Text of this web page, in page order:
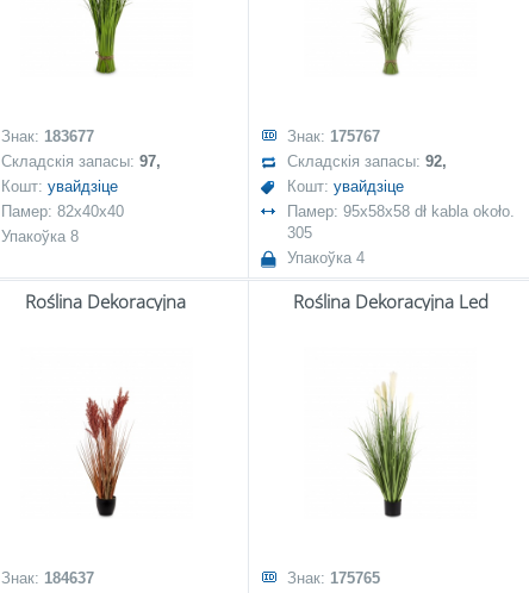
Знак: 183677
Складскія запасы: 97,
Кошт: увайдзіце
Памер: 82x40x40
Упакоўка 8
Знак: 175767
Складскія запасы: 92,
Кошт: увайдзіце
Памер: 95x58x58 dł kabla około.
305
Упакоўка 4
Roślina Dekoracyjna
Знак: 184637
Roślina Dekoracyjna Led
Знак: 175765